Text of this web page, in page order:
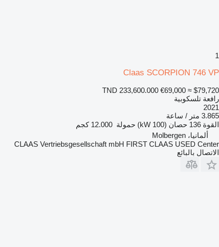
1
Claas SCORPION 746 VP
TND 233,600.000 €69,000 ≈ $79,720
رافعة تلسكوبية
2021
3.865 متر / ساعة
القوة 136 حصان (100 kW) حمولة 12.000 كجم
ألمانيا، Molbergen
CLAAS Vertriebsgesellschaft mbH FIRST CLAAS USED Center
الاتصال بالبائع